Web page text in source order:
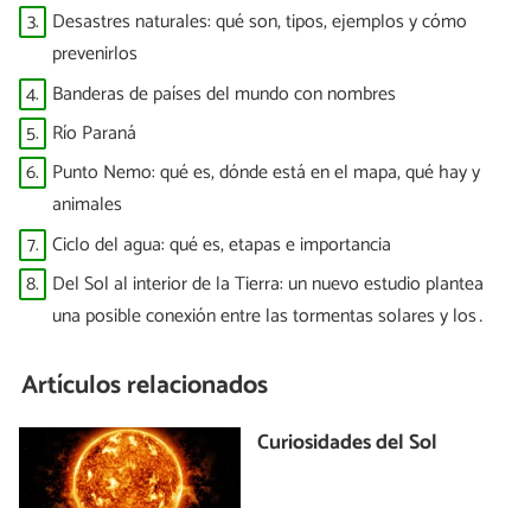
3. Desastres naturales: qué son, tipos, ejemplos y cómo
prevenirlos
4. Banderas de países del mundo con nombres
5. Río Paraná
6. Punto Nemo: qué es, dónde está en el mapa, qué hay y
animales
7. Ciclo del agua: qué es, etapas e importancia
8. Del Sol al interior de la Tierra: un nuevo estudio plantea
una posible conexión entre las tormentas solares y los
Artículos relacionados
Curiosidades del Sol